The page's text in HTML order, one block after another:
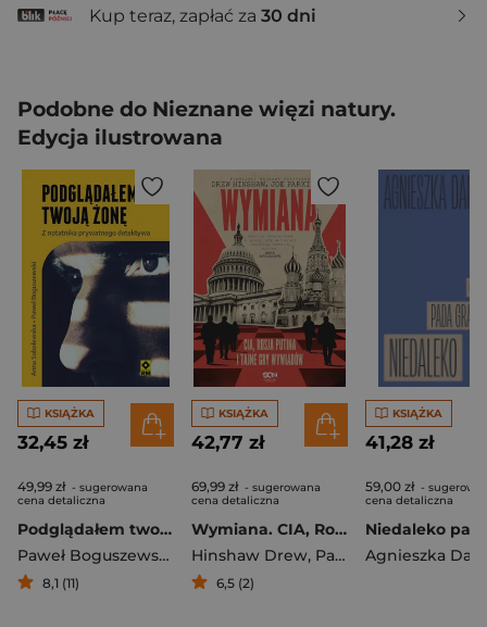
Kup teraz, zapłać za 30 dni
Podobne do Nieznane więzi natury.
Edycja ilustrowana
KSIĄŻKA
32,45 zł
49,99 zł - sugerowana
cena detaliczna
Podglądałem twoją żonę Z notatnika prywatnego detektywa
Paweł Boguszewski
Anna Sobolewska
8,1 (11)
KSIĄŻKA
42,77 zł
69,99 zł - sugerowana
cena detaliczna
Wymiana. CIA, Rosja Putina i tajne gry wywiadów
Hinshaw Drew, Parkinson Joe
6,5 (2)
KSIĄŻKA
41,28 zł
59,00 zł -
cena detaliczna
Agnieszka